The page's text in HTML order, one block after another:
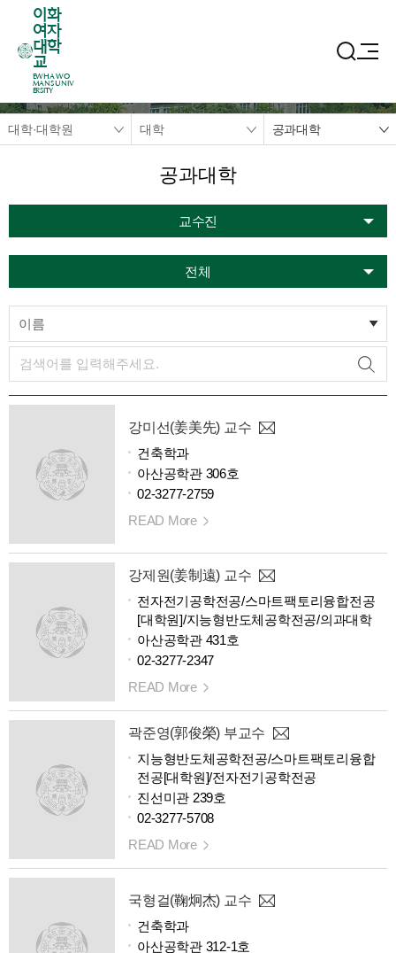
이화
여자
대학
교
EWHA WO
MANS UNIV
ERSITY
대학·대학원 대학 공과대학
공과대학
교수진
전체
이름
강미선(姜美先) 교수
건축학과
아산공학관 306호
02-3277-2759
READ More
강제원(姜制遠) 교수
전자전기공학전공/스마트팩토리융합전공
[대학원]/지능형반도체공학전공/의과대학
아산공학관 431호
02-3277-2347
READ More
곽준영(郭俊榮) 부교수
지능형반도체공학전공/스마트팩토리융합
전공[대학원]/전자전기공학전공
진선미관 239호
02-3277-5708
READ More
국형걸(鞠炯杰) 교수
건축학과
아산공학관 312-1호